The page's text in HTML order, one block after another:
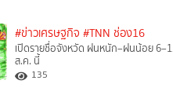
#ข่าวเศรษฐกิจ #TNN ช่อง16
เปิดรายชื่อจังหวัด ฝนหนัก–ฝนน้อย
ส.ค. นี้
135